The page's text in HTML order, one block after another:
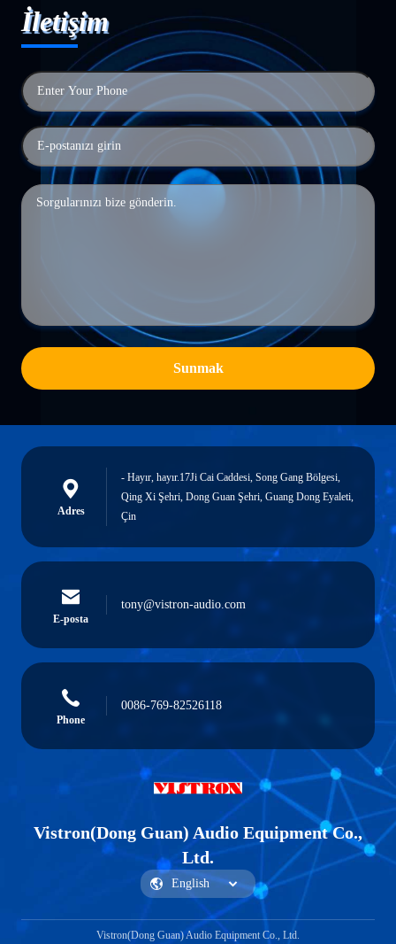
İletişim
Sunmak
Adres
- Hayır, hayır.17Ji Cai Caddesi, Song Gang Bölgesi,
Qing Xi Şehri, Dong Guan Şehri, Guang Dong Eyaleti,
Çin
E-posta
tony@vistron-audio.com
Phone
0086-769-82526118
Vistron(Dong Guan) Audio Equipment Co.,
Ltd.
Vistron(Dong Guan) Audio Equipment Co., Ltd.